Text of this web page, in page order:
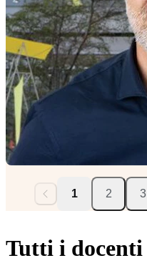
1 2 3
Tutti i docenti